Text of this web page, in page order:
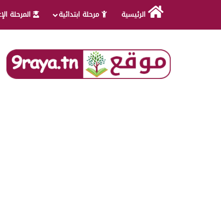
الرئيسية مرحلة ابتدائية المرحلة